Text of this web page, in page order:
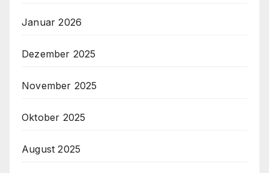
Januar 2026
Dezember 2025
November 2025
Oktober 2025
August 2025